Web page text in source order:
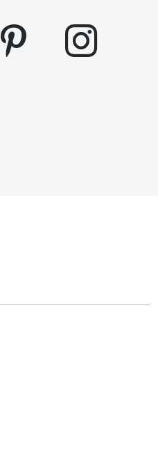
pinterest instagram